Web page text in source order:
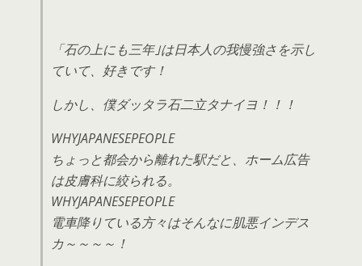
「石の上にも三年｣は日本人の我慢強さを示し
ていて、好きです！
しかし、僕ダッタラ石二立タナイヨ！！！
WHYJAPANESEPEOPLE
ちょっと都会から離れた駅だと、ホーム広告
は皮膚科に絞られる。
WHYJAPANESEPEOPLE
電車降りている方々はそんなに肌悪インデス
カ～～～～！